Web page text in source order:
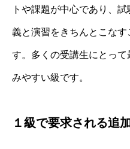
トや課題が中心であり、
義と演習をきちんとこな
す。多くの受講生にとっ
みやすい級です。
１級で要求される追